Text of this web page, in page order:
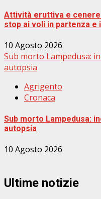
Attività eruttiva e cenere
stop ai voli in partenza e
10 Agosto 2026
Sub morto Lampedusa:
autopsia
Agrigento
Cronaca
Sub morto Lampedusa:
autopsia
10 Agosto 2026
Ultime notizie